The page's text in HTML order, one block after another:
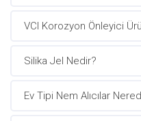
VCI Korozyon Önleyici
Silika Jel Nedir?
Ev Tipi Nem Alıcılar